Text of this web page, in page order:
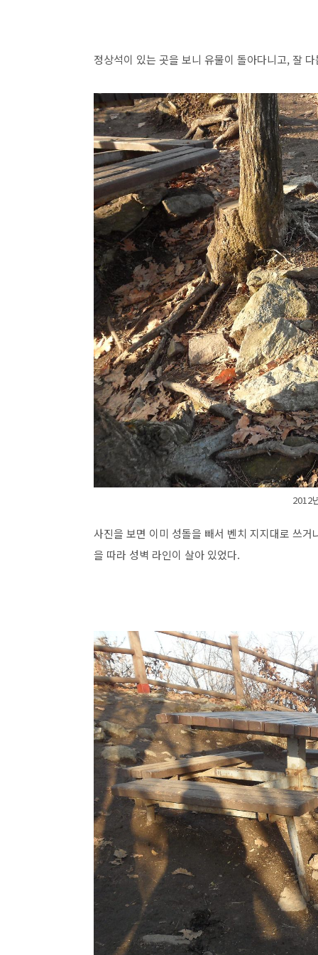
정상석이 있는 곳을 보니 유물이 돌아다니고, 잘
2012
사진을 보면 이미 성돌을 빼서 벤치 지지대로 쓰
을 따라 성벽 라인이 살아 있었다.